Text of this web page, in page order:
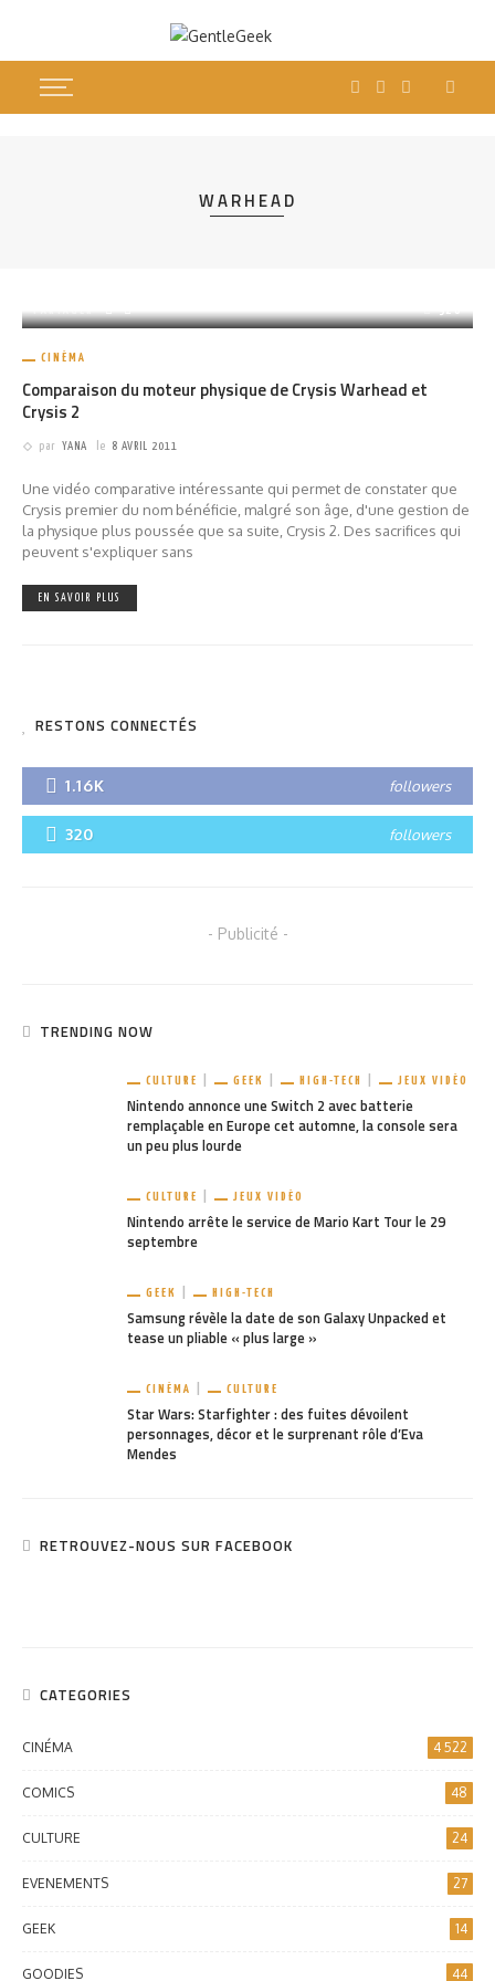
WARHEAD
CINÉMA
Comparaison du moteur physique de Crysis Warhead et
Crysis 2
par YANA le 8 AVRIL 2011
Une vidéo comparative intéressante qui permet de constater que
Crysis premier du nom bénéficie, malgré son âge, d'une gestion de
la physique plus poussée que sa suite, Crysis 2. Des sacrifices qui
peuvent s'expliquer sans
EN SAVOIR PLUS
RESTONS CONNECTÉS
1.16K followers
320 followers
- Publicité -
TRENDING NOW
CULTURE GEEK HIGH-TECH JEUX VIDÉO
Nintendo annonce une Switch 2 avec batterie
remplaçable en Europe cet automne, la console sera
un peu plus lourde
CULTURE JEUX VIDÉO
Nintendo arrête le service de Mario Kart Tour le 29
septembre
GEEK HIGH-TECH
Samsung révèle la date de son Galaxy Unpacked et
tease un pliable « plus large »
CINÉMA CULTURE
Star Wars: Starfighter : des fuites dévoilent
personnages, décor et le surprenant rôle d’Eva
Mendes
RETROUVEZ-NOUS SUR FACEBOOK
CATEGORIES
CINÉMA 4 522
COMICS 48
CULTURE 24
EVENEMENTS 27
GEEK 14
GOODIES 44